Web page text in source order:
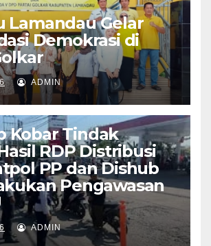
Lamandau Gelar
Demokrasi di
ADMIN
Kobar Tindak
RDP Distribusi
PP dan Dishub
Pengawasan
ADMIN